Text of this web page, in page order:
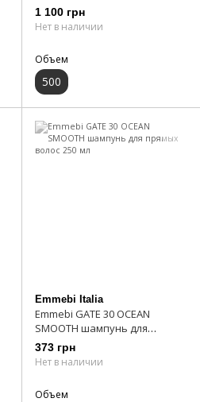
Caffeine Biome Shampoo for
Oily 500 мл
1 100 грн
Нет в наличии
Объем
500
Emmebi Italia
Emmebi GATE 30 OCEAN
SMOOTH шампунь для
прямых волос 250 мл
373 грн
Нет в наличии
Объем